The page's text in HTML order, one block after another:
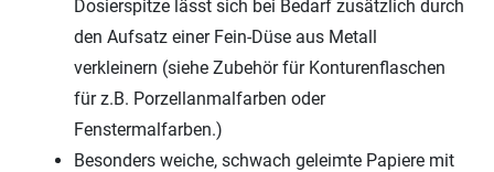
Dosierspitze lässt sich bei Bedarf zusätzlich durch
den Aufsatz einer Fein-Düse aus Metall
verkleinern (siehe Zubehör für Konturenflaschen
für z.B. Porzellanmalfarben oder
Fenstermalfarben.)
Besonders weiche, schwach geleimte Papiere mit